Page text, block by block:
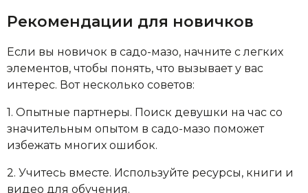
Рекомендации для новичков
Если вы новичок в садо-мазо, начните с легких
элементов, чтобы понять, что вызывает у вас
интерес. Вот несколько советов:
1. Опытные партнеры. Поиск девушки на час со
значительным опытом в садо-мазо поможет
избежать многих ошибок.
2. Учитесь вместе. Используйте ресурсы, книги и
видео для обучения.